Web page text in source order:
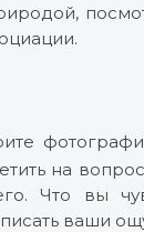
на
Что вы
ваши